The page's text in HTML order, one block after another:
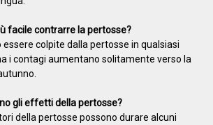
facile contrarre la pertosse?
essere colpite dalla pertosse in qualsiasi
i contagi aumentano solitamente verso la
gli effetti della pertosse?
della pertosse possono durare alcuni